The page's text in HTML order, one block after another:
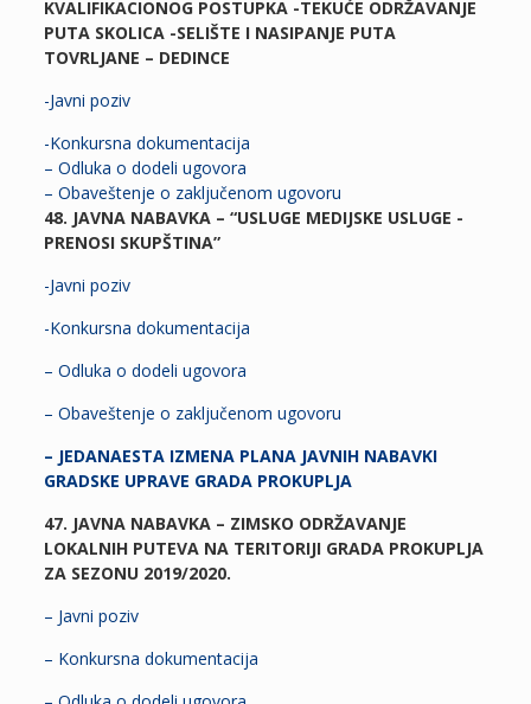
KVALIFIKACIONOG POSTUPKA -TEKUĆE ODRŽAVANJE
PUTA SKOLICA -SELIŠTE I NASIPANJE PUTA
TOVRLJANE – DEDINCE
-Javni poziv
-Konkursna dokumentacija
– Odluka o dodeli ugovora
– Obaveštenje o zaključenom ugovoru
48. JAVNA NABAVKA – “USLUGE MEDIJSKE USLUGE -
PRENOSI SKUPŠTINA”
-Javni poziv
-Konkursna dokumentacija
– Odluka o dodeli ugovora
– Obaveštenje o zaključenom ugovoru
– JEDANAESTA IZMENA PLANA JAVNIH NABAVKI
GRADSKE UPRAVE GRADA PROKUPLJA
47. JAVNA NABAVKA – ZIMSKO ODRŽAVANJE
LOKALNIH PUTEVA NA TERITORIJI GRADA PROKUPLJA
ZA SEZONU 2019/2020.
– Javni poziv
– Konkursna dokumentacija